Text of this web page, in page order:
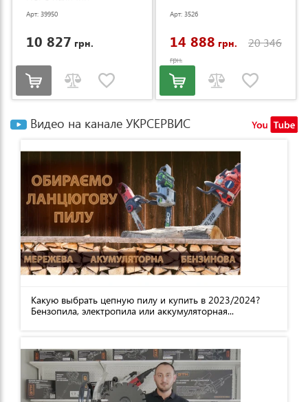
Арт: 39950
10 827 грн.
Арт: 3526
14 888 грн. 20 346
грн.
Видео на канале УКРСЕРВИС
Какую выбрать цепную пилу и купить в 2023/2024?
Бензопила, электропила или аккумуляторная...